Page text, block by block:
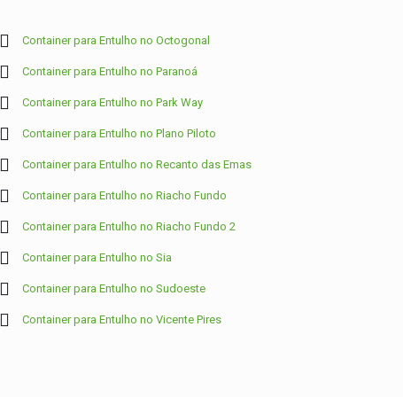
Container para Entulho no Octogonal
Container para Entulho no Paranoá
Container para Entulho no Park Way
Container para Entulho no Plano Piloto
Container para Entulho no Recanto das Emas
Container para Entulho no Riacho Fundo
Container para Entulho no Riacho Fundo 2
Container para Entulho no Sia
Container para Entulho no Sudoeste
Container para Entulho no Vicente Pires